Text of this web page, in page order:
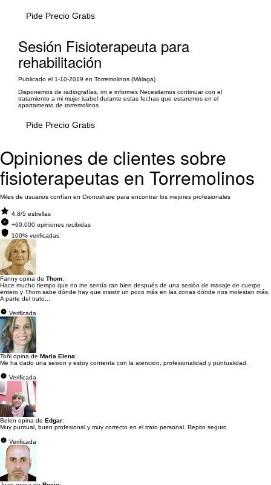
Pide Precio Gratis
Sesión Fisioterapeuta para
rehabilitación
Publicado el 1-10-2019 en Torremolinos (Málaga)
Disponemos de radiografías, rm e informes Necesitamos continuar con el
tratamiento a mi mujer isabel durante estas fechas que estaremos en el
apartamento de torremolinos
Pide Precio Gratis
Opiniones de clientes sobre
fisioterapeutas en Torremolinos
Miles de usuarios confían en Cronoshare para encontrar los mejores profesionales
4.8/5 estrellas
+60.000 opiniones recibidas
100% verificadas
Fanny opina de Thom:
Hace mucho tiempo que no me sentía tan bien después de una sesión de masaje de cuerpo
entero y Thom sabe dónde hay que insistir un poco más en las zonas dónde nos molestan más.
A parte del trato...
Verificada
Toñi opina de Maria Elena:
Me ha dado una sesion y estoy contenta con la atencion, profesionalidad y puntualidad.
Verificada
Belen opina de Edgar:
Muy puntual, buen profesional y muy correcto en el trato personal. Repito seguro
Verificada